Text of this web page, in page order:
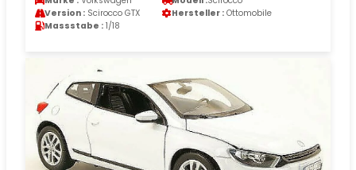
Version : Scirocco GTX Hersteller : Ottomobile
Massstabe : 1/18